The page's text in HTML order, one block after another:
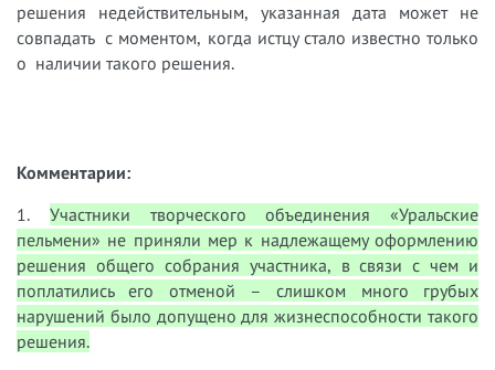
решения недействительным, указанная дата может не
совпадать с моментом, когда истцу стало известно только
о наличии такого решения.
Комментарии:
1. Участники творческого объединения «Уральские
пельмени» не приняли мер к надлежащему оформлению
решения общего собрания участника, в связи с чем и
поплатились его отменой – слишком много грубых
нарушений было допущено для жизнеспособности такого
решения.